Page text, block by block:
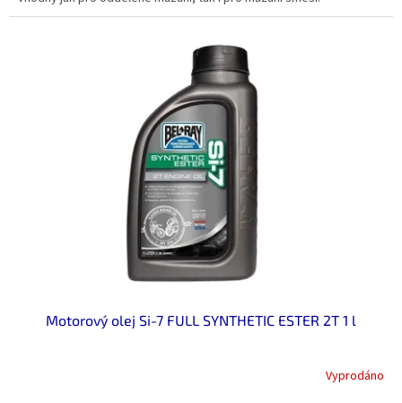
Motorový olej Si-7 FULL SYNTHETIC ESTER 2T 1 l
Vyprodáno